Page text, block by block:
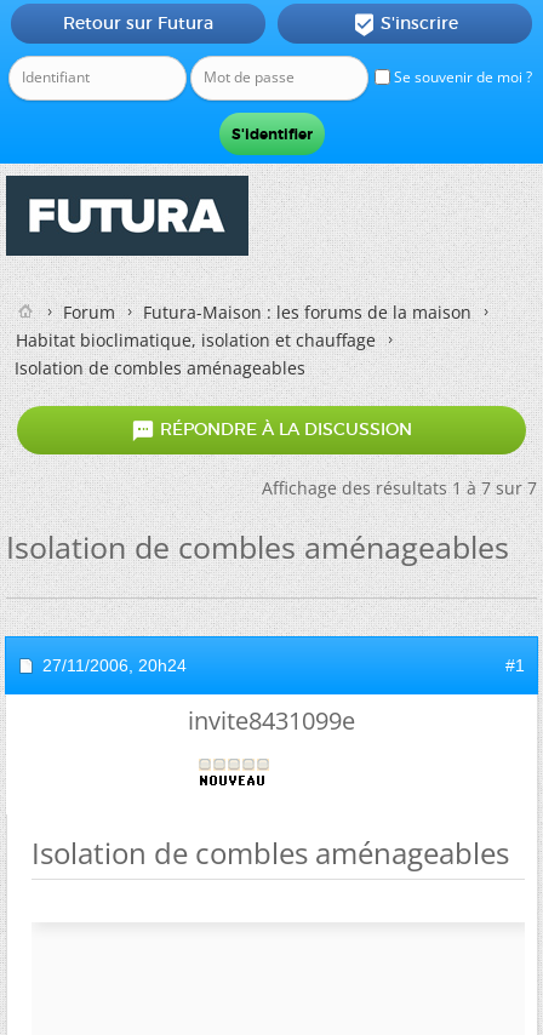
Se souvenir de moi ?
Retour sur Futura  S'inscrire
Forum
Futura-Maison : les forums de la maison
Habitat bioclimatique, isolation et chauffage
Isolation de combles aménageables
 RÉPONDRE À LA DISCUSSION
Affichage des résultats 1 à 7 sur 7
Isolation de combles aménageables
27/11/2006, 20h24 #1
invite8431099e
Isolation de combles aménageables